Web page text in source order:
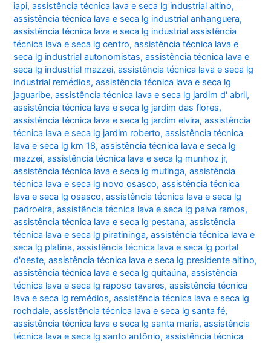
iapi,assistência técnica lava e seca lg industrial altino,
assistência técnica lava e seca lg industrial anhanguera,
assistência técnica lava e seca lg industrial assistência
técnica lava e seca lg centro,assistência técnica lava e
seca lg industrial autonomistas,assistência técnica lava e
seca lg industrial mazzei,assistência técnica lava e seca lg
industrial remédios,assistência técnica lava e seca lg
jaguaribe,assistência técnica lava e seca lg jardim d' abril,
assistência técnica lava e seca lg jardim das flores,
assistência técnica lava e seca lg jardim elvira,assistência
técnica lava e seca lg jardim roberto,assistência técnica
lava e seca lg km 18,assistência técnica lava e seca lg
mazzei,assistência técnica lava e seca lg munhoz jr,
assistência técnica lava e seca lg mutinga,assistência
técnica lava e seca lg novo osasco,assistência técnica
lava e seca lg osasco,assistência técnica lava e seca lg
padroeira,assistência técnica lava e seca lg paiva ramos,
assistência técnica lava e seca lg pestana,assistência
técnica lava e seca lg piratininga,assistência técnica lava e
seca lg platina,assistência técnica lava e seca lg portal
d'oeste,assistência técnica lava e seca lg presidente altino,
assistência técnica lava e seca lg quitaúna,assistência
técnica lava e seca lg raposo tavares,assistência técnica
lava e seca lg remédios,assistência técnica lava e seca lg
rochdale,assistência técnica lava e seca lg santa fé,
assistência técnica lava e seca lg santa maria,assistência
técnica lava e seca lg santo antônio,assistência técnica